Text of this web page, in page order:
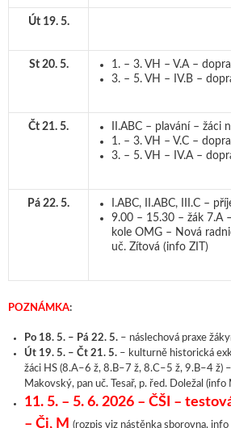
Út 19. 5.
St 20. 5.
1. – 3. VH – V.A –
3. – 5. VH – IV.B –
Čt 21. 5.
II.ABC – plavání – žáci
1. – 3. VH – V.C –
3. – 5. VH – IV.A –
Pá 22. 5.
I.ABC, II.ABC, III.C –
9.00 – 15.30 – žák 7.A
kole OMG – Nová
uč. Zítová (info ZIT)
POZNÁMKA:
Po 18. 5. – Pá 22. 5. – náslechová praxe
Út 19. 5. – Čt 21. 5. – kulturně historická
žáci HS (8.A–6 ž, 8.B–7 ž, 8.C–5 ž, 9.B–4 ž)
Makovský, pan uč. Tesař, p. řed. Doležal (info
11. 5. – 5. 6. 2026 – ČŠI –
– Čj, M (rozpis viz nástěnka sborovna, info